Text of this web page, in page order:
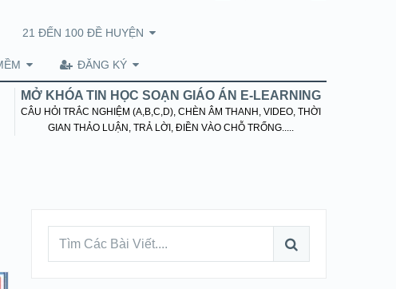
21 ĐẾN 100 ĐỀ HUYỆN
ĐĂNG KÝ
MỞ KHÓA TIN HỌC SOẠN GIÁO ÁN E-LEARNING
CÂU HỎI TRẮC NGHIỆM (A,B,C,D), CHÈN ÂM THANH, VIDEO, THỜI
GIAN THẢO LUẬN, TRẢ LỜI, ĐIỀN VÀO CHỖ TRỐNG.....